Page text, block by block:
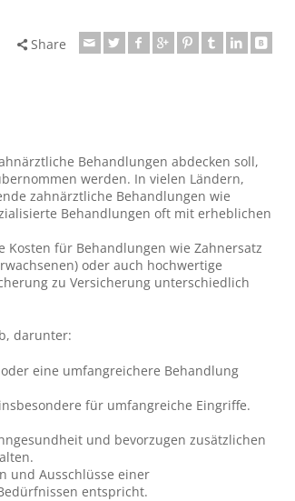
Share
Behandlungen abdecken soll,
werden. In vielen Ländern,
zahnärztliche Behandlungen wie
Behandlungen oft mit erheblichen
Kosten für Behandlungen wie Zahnersatz
oder auch hochwertige
zu Versicherung unterschiedlich
darunter:
eine umfangreichere Behandlung
für umfangreiche Eingriffe.
und bevorzugen zusätzlichen
und Ausschlüsse einer
entspricht.